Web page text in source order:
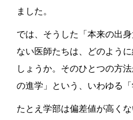
ました。
では、そうした「本来の出
ない医師たちは、どのよう
しょうか。そのひとつの方
の進学」という、いわゆる
たとえ学部は偏差値が高く